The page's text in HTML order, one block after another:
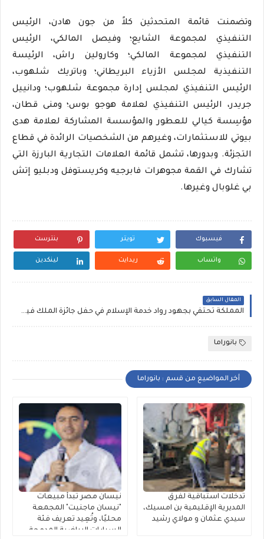
وتضمنت قائمة المتحدثين كلاً من جون هادن، الرئيس
التنفيذي لمجموعة الشايع؛ وفيصل المالكي، الرئيس
التنفيذي لمجموعة المالكي؛ وكارولين راش، الرئيسة
التنفيذية لمجلس الأزياء البريطاني؛ وباتريك شلهوب،
الرئيس التنفيذي لمجلس إدارة مجموعة شلهوب؛ ودانييل
جريدر، الرئيس التنفيذي لعلامة هوجو بوس؛ ومنى قطان،
مؤسِسة كيالي للعطور والمؤسسة المشاركة لعلامة هدى
بيوتي للاستثمارات، وغيرهم من الشخصيات الرائدة في قطاع
التجزئة. وبدورها، تشمل قائمة العلامات التجارية البارزة التي
تشارك في القمة مجوهرات فابرجيه وكريستوفل ودبليو إتش
بي غلوبال وغيرها.
فيسبوك تويتر بنترست
واتساب ريدايت لينكدين
المقال السابق
المملكة تحتفي بجهود رواد خدمة الإسلام في حفل جائزة الملك فيصل 2025
بانوراما
أخر المواضيع من قسم : بانوراما
تدخلات استباقية لفرق
المديرية الإقليمية بن امسيك،
سيدي عثمان و مولاي رشيد
نيسان مصر تبدأ مبيعات
"نيسان ماجنيت" المجمعة
محليًا، وتُعِيد تعريف فئة
السيارات الرياضية المدمجة